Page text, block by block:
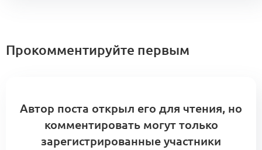
Прокомментируйте первым
Автор поста открыл его для чтения, но
комментировать могут только
зарегистрированные участники